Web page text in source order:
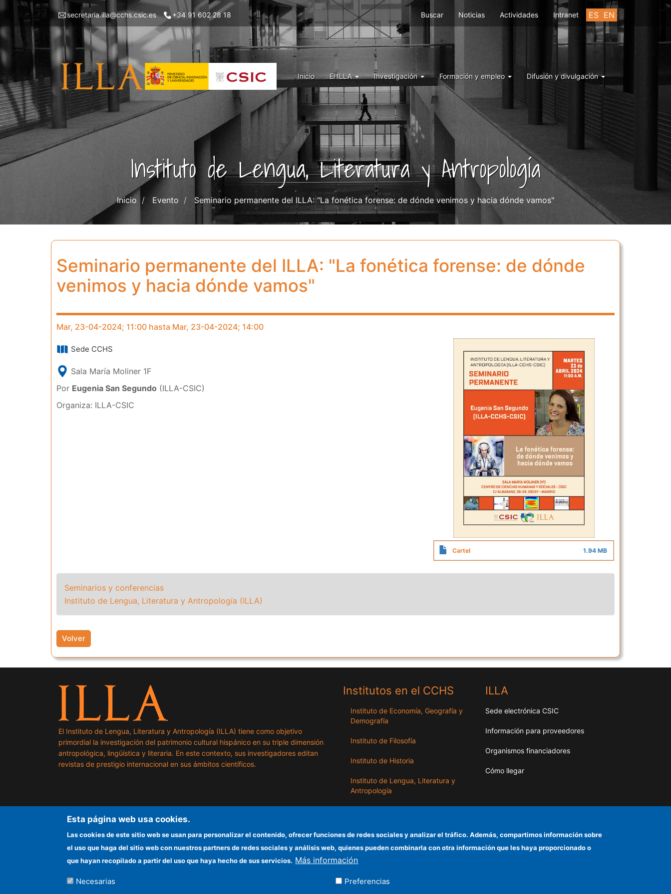
Pasar
contenido
principal
Menu
left
ILLA
secretaria.illa@cchs.csic.es +34 91 602 28 18 ES EN
Menu
right
ILLA
Buscar Noticias Actividades Intranet
Inicio El ILLA Investigación Formación y empleo Difusión y divulgación
Instituto de Lengua, Literatura y Antropología
Inicio Evento Seminario permanente del ILLA: "La fonética forense: de dónde venimos y hacia dónde vamos"
Seminario permanente del ILLA: "La fonética forense: de dónde
venimos y hacia dónde vamos"
Mar, 23-04-2024; 11:00 hasta Mar, 23-04-2024; 14:00
Sede CCHS
Sala María Moliner 1F
Por Eugenia San Segundo (ILLA-CSIC)
Organiza: ILLA-CSIC
Cartel 1.94 MB
Seminarios y conferencias
Instituto de Lengua, Literatura y Antropología (ILLA)
Volver
El Instituto de Lengua, Literatura y Antropología (ILLA) tiene como objetivo
primordial la investigación del patrimonio cultural hispánico en su triple dimensión
antropológica, lingüística y literaria. En este contexto, sus investigadores editan
revistas de prestigio internacional en sus ámbitos científicos.
Institutos en el CCHS
Instituto de Economía, Geografía y
Demografía
Instituto de Filosofía
Instituto de Historia
Instituto de Lengua, Literatura y
Antropología
Próximo
Instituto de Políticas y Bienes
Públicos
ILLA
Sede electrónica CSIC
Información para proveedores
Organismos financiadores
Cómo llegar
Esta página web usa cookies.
Las cookies de este sitio web se usan para personalizar el contenido, ofrecer funciones de redes sociales y analizar el tráfico. Además, compartimos información sobre
el uso que haga del sitio web con nuestros partners de redes sociales y análisis web, quienes pueden combinarla con otra información que les haya proporcionado o
que hayan recopilado a partir del uso que haya hecho de sus servicios. Más información
Necesarias Preferencias